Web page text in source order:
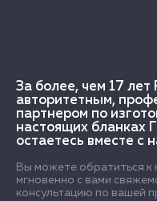
За более, чем 17 лет
авторитетным,
партнером по
настоящих бланках
остаетесь вместе с
Вы можете обратиться к
мгновенно с вами
консультацию по вашей